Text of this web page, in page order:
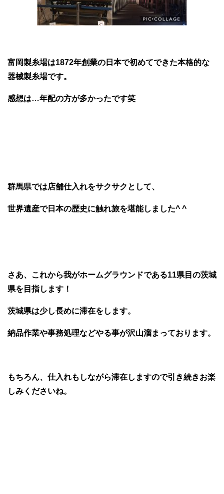
富岡製糸場は1872年創業の日本で初めてできた本格的な
器械製糸場です。
感想は…年配の方が多かったです笑
群馬県では店舗仕入れをサクサクとして、
世界遺産で日本の歴史に触れ旅を堪能しました^ ^
さあ、これから我がホームグラウンドである11県目の茨城
県を目指します！
茨城県は少し長めに滞在をします。
納品作業や事務処理などやる事が沢山溜まっております。
もちろん、仕入れもしながら滞在しますので引き続きお楽
しみくださいね。